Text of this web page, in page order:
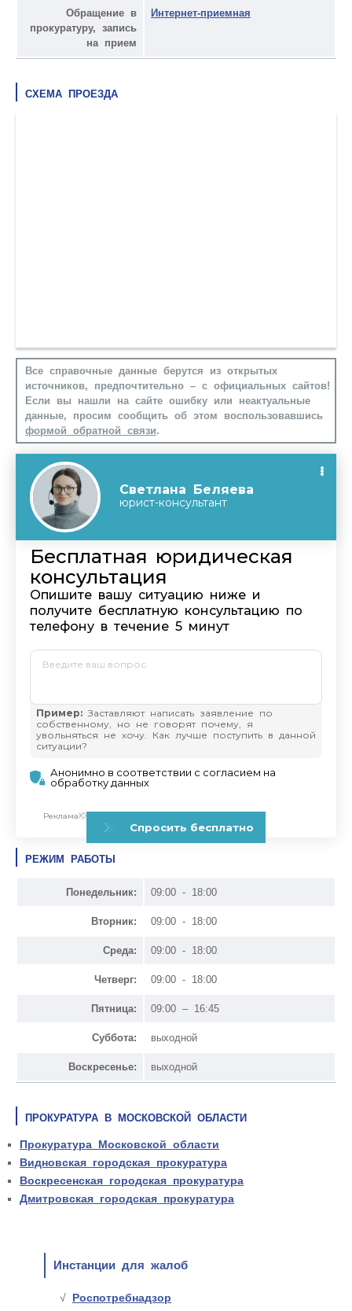
Обращение в
прокуратуру, запись
на прием
Интернет-приемная
СХЕМА ПРОЕЗДА
Все справочные данные берутся из открытых
источников, предпочтительно – с официальных сайтов!
Если вы нашли на сайте ошибку или неактуальные
данные, просим сообщить об этом воспользовавшись
формой обратной связи.
РЕЖИМ РАБОТЫ
Понедельник: 09:00 - 18:00
Вторник: 09:00 - 18:00
Среда: 09:00 - 18:00
Четверг: 09:00 - 18:00
Пятница: 09:00 – 16:45
Суббота: выходной
Воскресенье: выходной
ПРОКУРАТУРА В МОСКОВСКОЙ ОБЛАСТИ
Прокуратура Московской области
Видновская городская прокуратура
Воскресенская городская прокуратура
Дмитровская городская прокуратура
Инстанции для жалоб
Роспотребнадзор